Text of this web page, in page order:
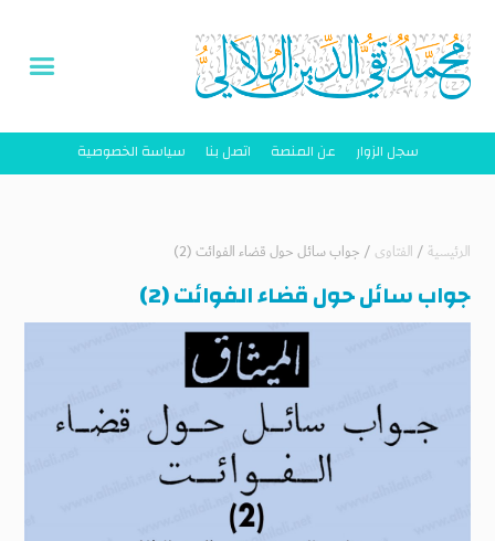
سجل الزوار عن المنصة اتصل بنا سياسة الخصوصية
الرئيسية/ الفتاوى / جواب سائل حول قضاء الفوائت (2)
جواب سائل حول قضاء الفوائت (2)